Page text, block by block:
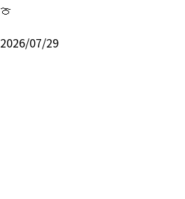
🍈
2026/07/29